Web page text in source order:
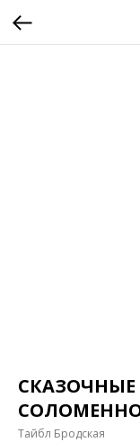
Тайбл Бродская